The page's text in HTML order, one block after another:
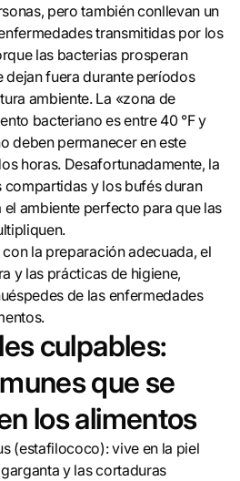
pero también conllevan un
transmitidas por los
las bacterias prosperan
dejan fuera durante períodos
ambiente. La «zona de
bacteriano es entre 40 °F y
deben permanecer en este
horas. Desafortunadamente, la
y los bufés duran
el ambiente perfecto para que las
la preparación adecuada, el
y las prácticas de higiene,
de las enfermedades
culpables:
que se
los alimentos
(estafilococo): vive en la piel
y las cortaduras